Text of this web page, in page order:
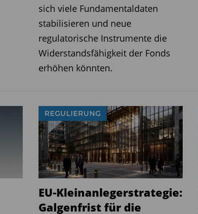
sich viele Fundamentaldaten
stabilisieren und neue
regulatorische Instrumente die
Widerstandsfähigkeit der Fonds
erhöhen könnten.
REGULIERUNG
EU-Kleinanlegerstrategie:
Galgenfrist für die